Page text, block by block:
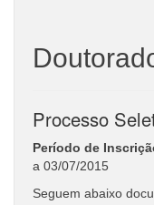
Processo
Período de
a 03/07/2015
Seguem abaixo